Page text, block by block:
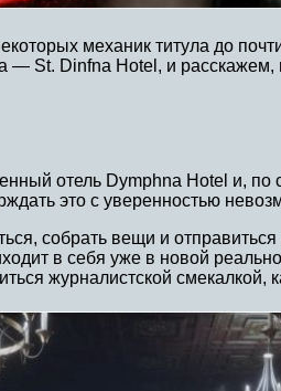
механик титула до
St. Dinfna Hotel, и расскажем,
отель Dymphna Hotel и,
это с уверенностью
собрать вещи и
в себя уже в новой
журналистской